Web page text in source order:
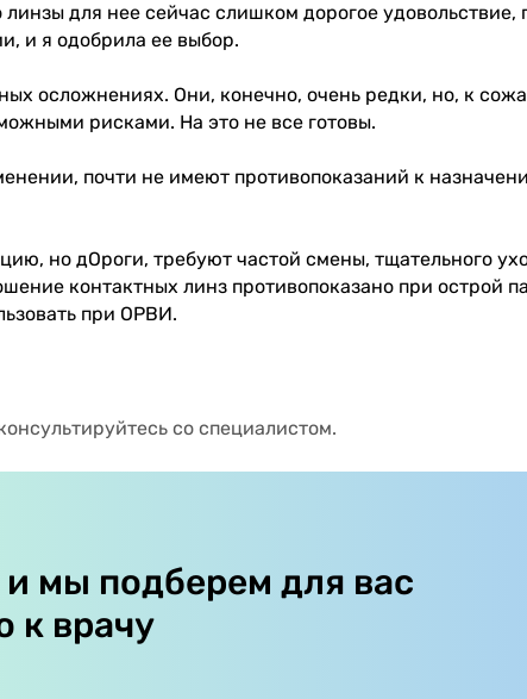
для нее сейчас слишком дорогое
и я одобрила ее выбор.
осложнениях. Они, конечно, очень редки, но, к
рисками. На это не все готовы.
почти не имеют противопоказаний к
но дОроги, требуют частой смены, тщательного
контактных линз противопоказано при острой
при ОРВИ.
со специалистом.
мы подберем для вас
к врачу